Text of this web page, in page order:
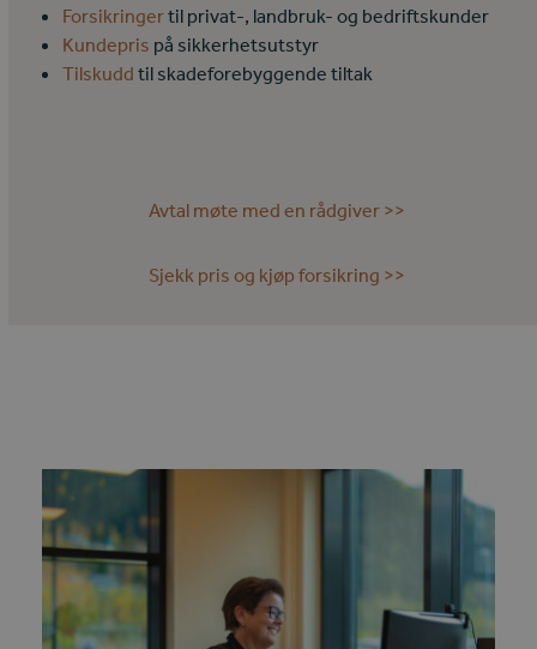
Forsikringertil privat-, landbruk- og bedriftskunder
Kundepris på sikkerhetsutstyr
Tilskudd til skadeforebyggende tiltak
Avtal møte med en rådgiver >>
Sjekk pris og kjøp forsikring >>